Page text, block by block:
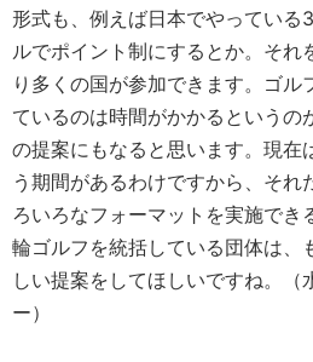
形式も、例えば日本でやっている
ルでポイント制にするとか。それ
り多くの国が参加できます。ゴル
ているのは時間がかかるというの
の提案にもなると思います。現在
う期間があるわけですから、それ
ろいろなフォーマットを実施でき
輪ゴルフを統括している団体は、
しい提案をしてほしいですね。（
ー）